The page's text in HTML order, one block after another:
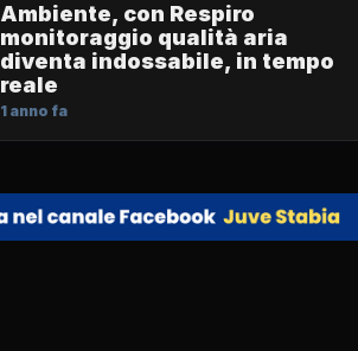
Ambiente, con Respiro
monitoraggio qualità aria
diventa indossabile, in tempo
reale
1 anno fa